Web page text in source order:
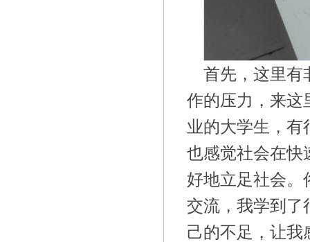
首先，这里有
作的压力，来这
业的大学生，有
也感觉社会在快
好地立足社会。
交流，我学到了
己的不足，让我